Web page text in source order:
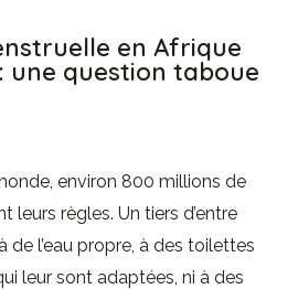
en Afrique
une question taboue
environ 800 millions de
leurs règles. Un tiers d’entre
de l’eau propre, à des toilettes
leur sont adaptées, ni à des